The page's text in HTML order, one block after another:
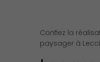
Confiez la
paysager à